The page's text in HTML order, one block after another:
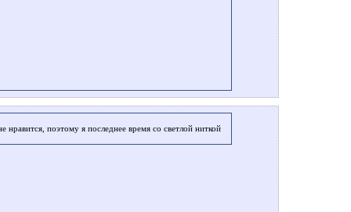
нравится, поэтому я последнее время со светлой ниткой